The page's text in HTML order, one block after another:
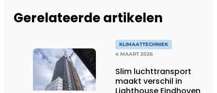
Gerelateerde artikelen
KLIMAATTECHNIEK
4 MAART 2026
Slim luchttransport
maakt verschil in
Lighthouse Eindhoven